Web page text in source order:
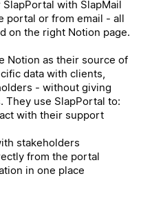
with SlapMail
portal or from email - all
on the right Notion page.
Notion as their source of
data with clients,
- without giving
They use SlapPortal to:
with their support
stakeholders
from the portal
in one place